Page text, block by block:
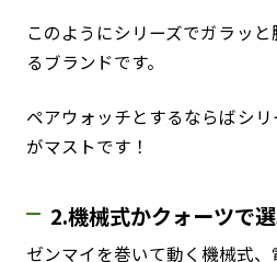
このようにシリーズでガラッ
るブランドです。
ペアウォッチとするならばシ
がマストです！
2.機械式かクォーツで
ゼンマイを巻いて動く機械式、